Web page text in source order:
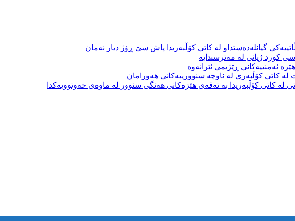
گیانلەدەستداو لە کاتی کۆڵبەریدا پاش سێ ڕۆژ دیار نەمان
کورد ژیانی لە مەترسیدایە
ئەمنییەکانی ڕێژیمی ئێرانەوە
کاتی کۆڵبەری لە ناوچە سنوورییەکانی هەورامان
لە کاتی کۆڵبەریدا بە تەقەی هێزەکانی هەنگی سنوور لە ماوەی حەوتوویەکدا